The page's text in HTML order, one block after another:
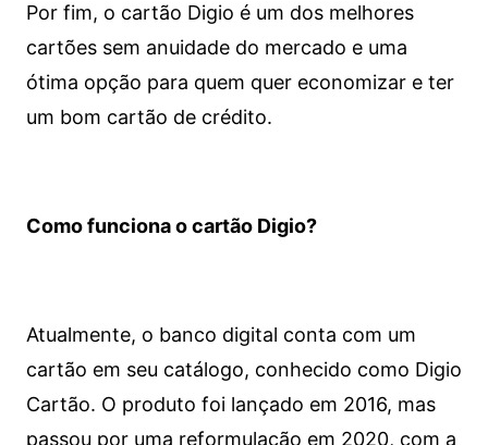
Por fim, o cartão Digio é um dos melhores
cartões sem anuidade do mercado e uma
ótima opção para quem quer economizar e ter
um bom cartão de crédito.
Como funciona o cartão Digio?
Atualmente, o banco digital conta com um
cartão em seu catálogo, conhecido como Digio
Cartão. O produto foi lançado em 2016, mas
passou por uma reformulação em 2020, com a